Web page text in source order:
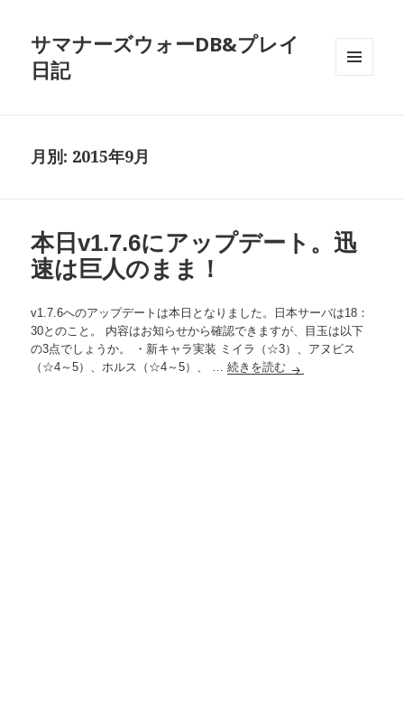
サマナーズウォーDB&プレイ
日記
月別: 2015年9月
本日v1.7.6にアップデート。迅
速は巨人のまま！
v1.7.6へのアップデートは本日となりました。日本サーバは18：
30とのこと。 内容はお知らせから確認できますが、目玉は以下
の3点でしょうか。 ・新キャラ実装 ミイラ（☆3）、アヌビス
（☆4～5）、ホルス（☆4～5）、 …続きを読む 本日v1.7.6にアップ